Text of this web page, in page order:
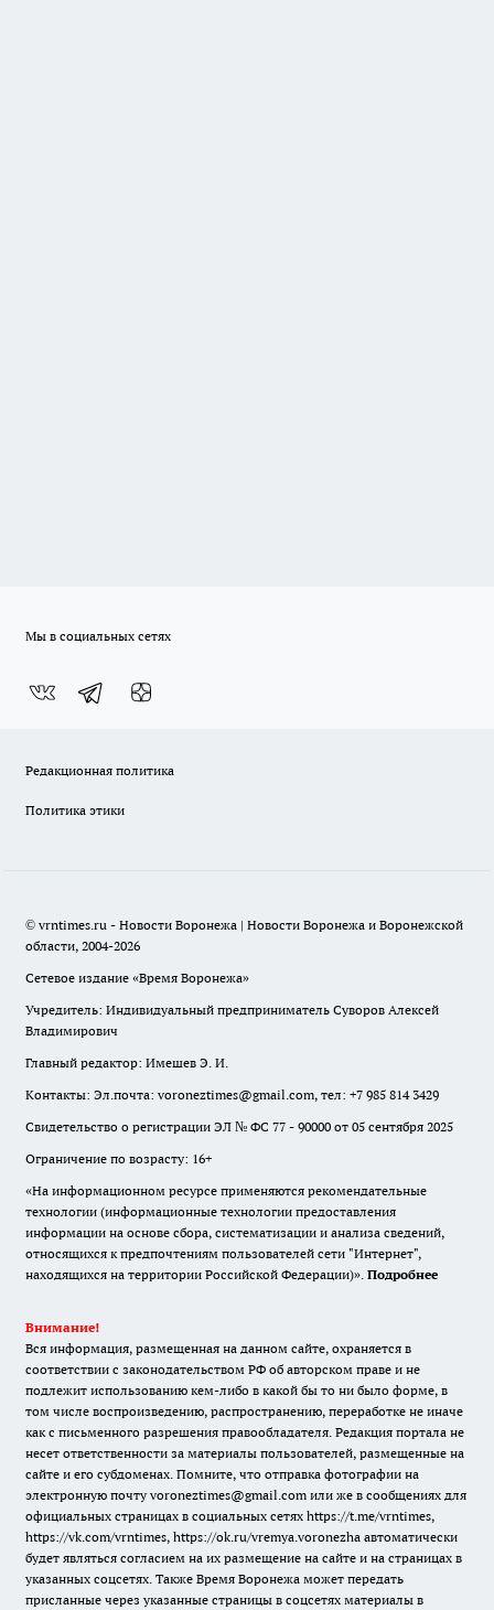
Мы в социальных сетях
Редакционная политика
Политика этики
© vrntimes.ru - Новости Воронежа | Новости Воронежа и Воронежской
области, 2004-2026
Сетевое издание «Время Воронежа»
Учредитель: Индивидуальный предприниматель Суворов Алексей
Владимирович
Главный редактор: Имешев Э. И.
Контакты: Эл.почта: voroneztimes@gmail.com, тел: +7 985 814 3429
Свидетельство о регистрации ЭЛ № ФС 77 - 90000 от 05 сентября 2025
Ограничение по возрасту: 16+
«На информационном ресурсе применяются рекомендательные
технологии (информационные технологии предоставления
информации на основе сбора, систематизации и анализа сведений,
относящихся к предпочтениям пользователей сети "Интернет",
находящихся на территории Российской Федерации)». Подробнее
Внимание!
Вся информация, размещенная на данном сайте, охраняется в
соответствии с законодательством РФ об авторском праве и не
подлежит использованию кем-либо в какой бы то ни было форме, в
том числе воспроизведению, распространению, переработке не иначе
как с письменного разрешения правообладателя. Редакция портала не
несет ответственности за материалы пользователей, размещенные на
сайте и его субдоменах. Помните, что отправка фотографии на
электронную почту voroneztimes@gmail.com или же в сообщениях для
официальных страницах в социальных сетях https://t.me/vrntimes,
https://vk.com/vrntimes, https://ok.ru/vremya.voronezha автоматически
будет являться согласием на их размещение на сайте и на страницах в
указанных соцсетях. Также Время Воронежа может передать
присланные через указанные страницы в соцсетях материалы в